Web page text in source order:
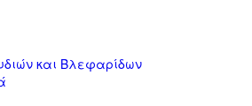
και Βλεφαρίδων